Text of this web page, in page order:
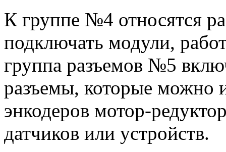
К группе №4 относятся
подключать модули,
группа разъемов №5
разъемы, которые можно
энкодеров мотор-
датчиков или устройств.